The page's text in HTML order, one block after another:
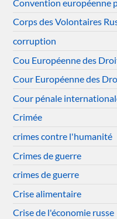
Convention européenne
Corps des Volontaires
corruption
Cou Européenne des
Cour Européenne des
Cour pénale
Crimée
crimes contre l'humanité
Crimes de guerre
crimes de guerre
Crise alimentaire
Crise de l'économie russe